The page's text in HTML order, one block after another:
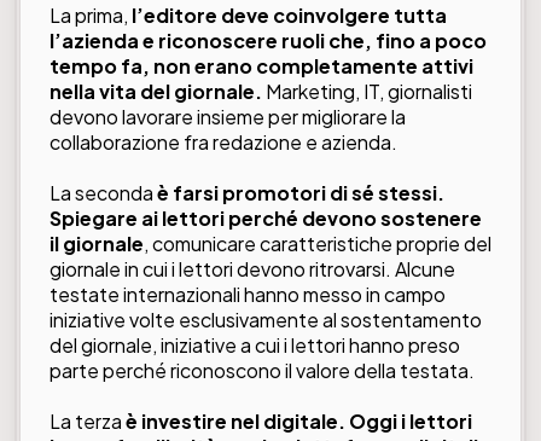
La prima, l’editore deve coinvolgere tutta
l’azienda e riconoscere ruoli che, fino a poco
tempo fa, non erano completamente attivi
nella vita del giornale. Marketing, IT, giornalisti
devono lavorare insieme per migliorare la
collaborazione fra redazione e azienda.
La secondaè farsi promotori di sé stessi.
Spiegare ai lettori perché devono sostenere
il giornale, comunicare caratteristiche proprie del
giornale in cui i lettori devono ritrovarsi. Alcune
testate internazionali hanno messo in campo
iniziative volte esclusivamente al sostentamento
del giornale, iniziative a cui i lettori hanno preso
parte perché riconoscono il valore della testata.
La terzaè investire nel digitale. Oggi i lettori